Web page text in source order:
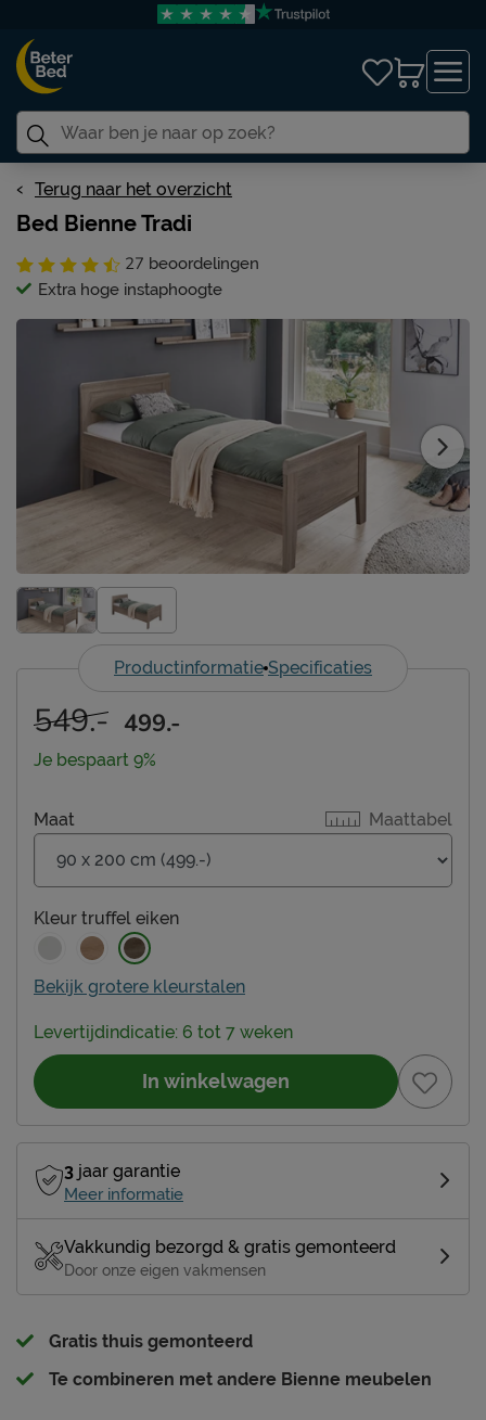
Terug naar het overzicht
Bed Bienne Tradi
27 beoordelingen
Extra hoge instaphoogte
Productinformatie Specificaties
Maattabel
Maat
Kleur truffel eiken
Bekijk grotere kleurstalen
549.- 499.-
Je bespaart 9%
Levertijdindicatie: 6 tot 7 weken
In winkelwagen
3 jaar garantie
Meer informatie
Vakkundig bezorgd & gratis gemonteerd
Door onze eigen vakmensen
Gratis thuis gemonteerd
Te combineren met andere Bienne meubelen